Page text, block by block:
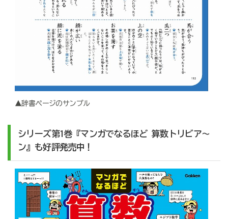
▲辞書ページのサンプル
シリーズ第1巻『マンガでなるほど 算数トリビア～
ン』も好評発売中！